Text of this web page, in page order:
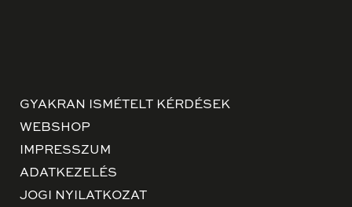
GYAKRAN ISMÉTELT KÉRDÉSEK
WEBSHOP
IMPRESSZUM
ADATKEZELÉS
JOGI NYILATKOZAT